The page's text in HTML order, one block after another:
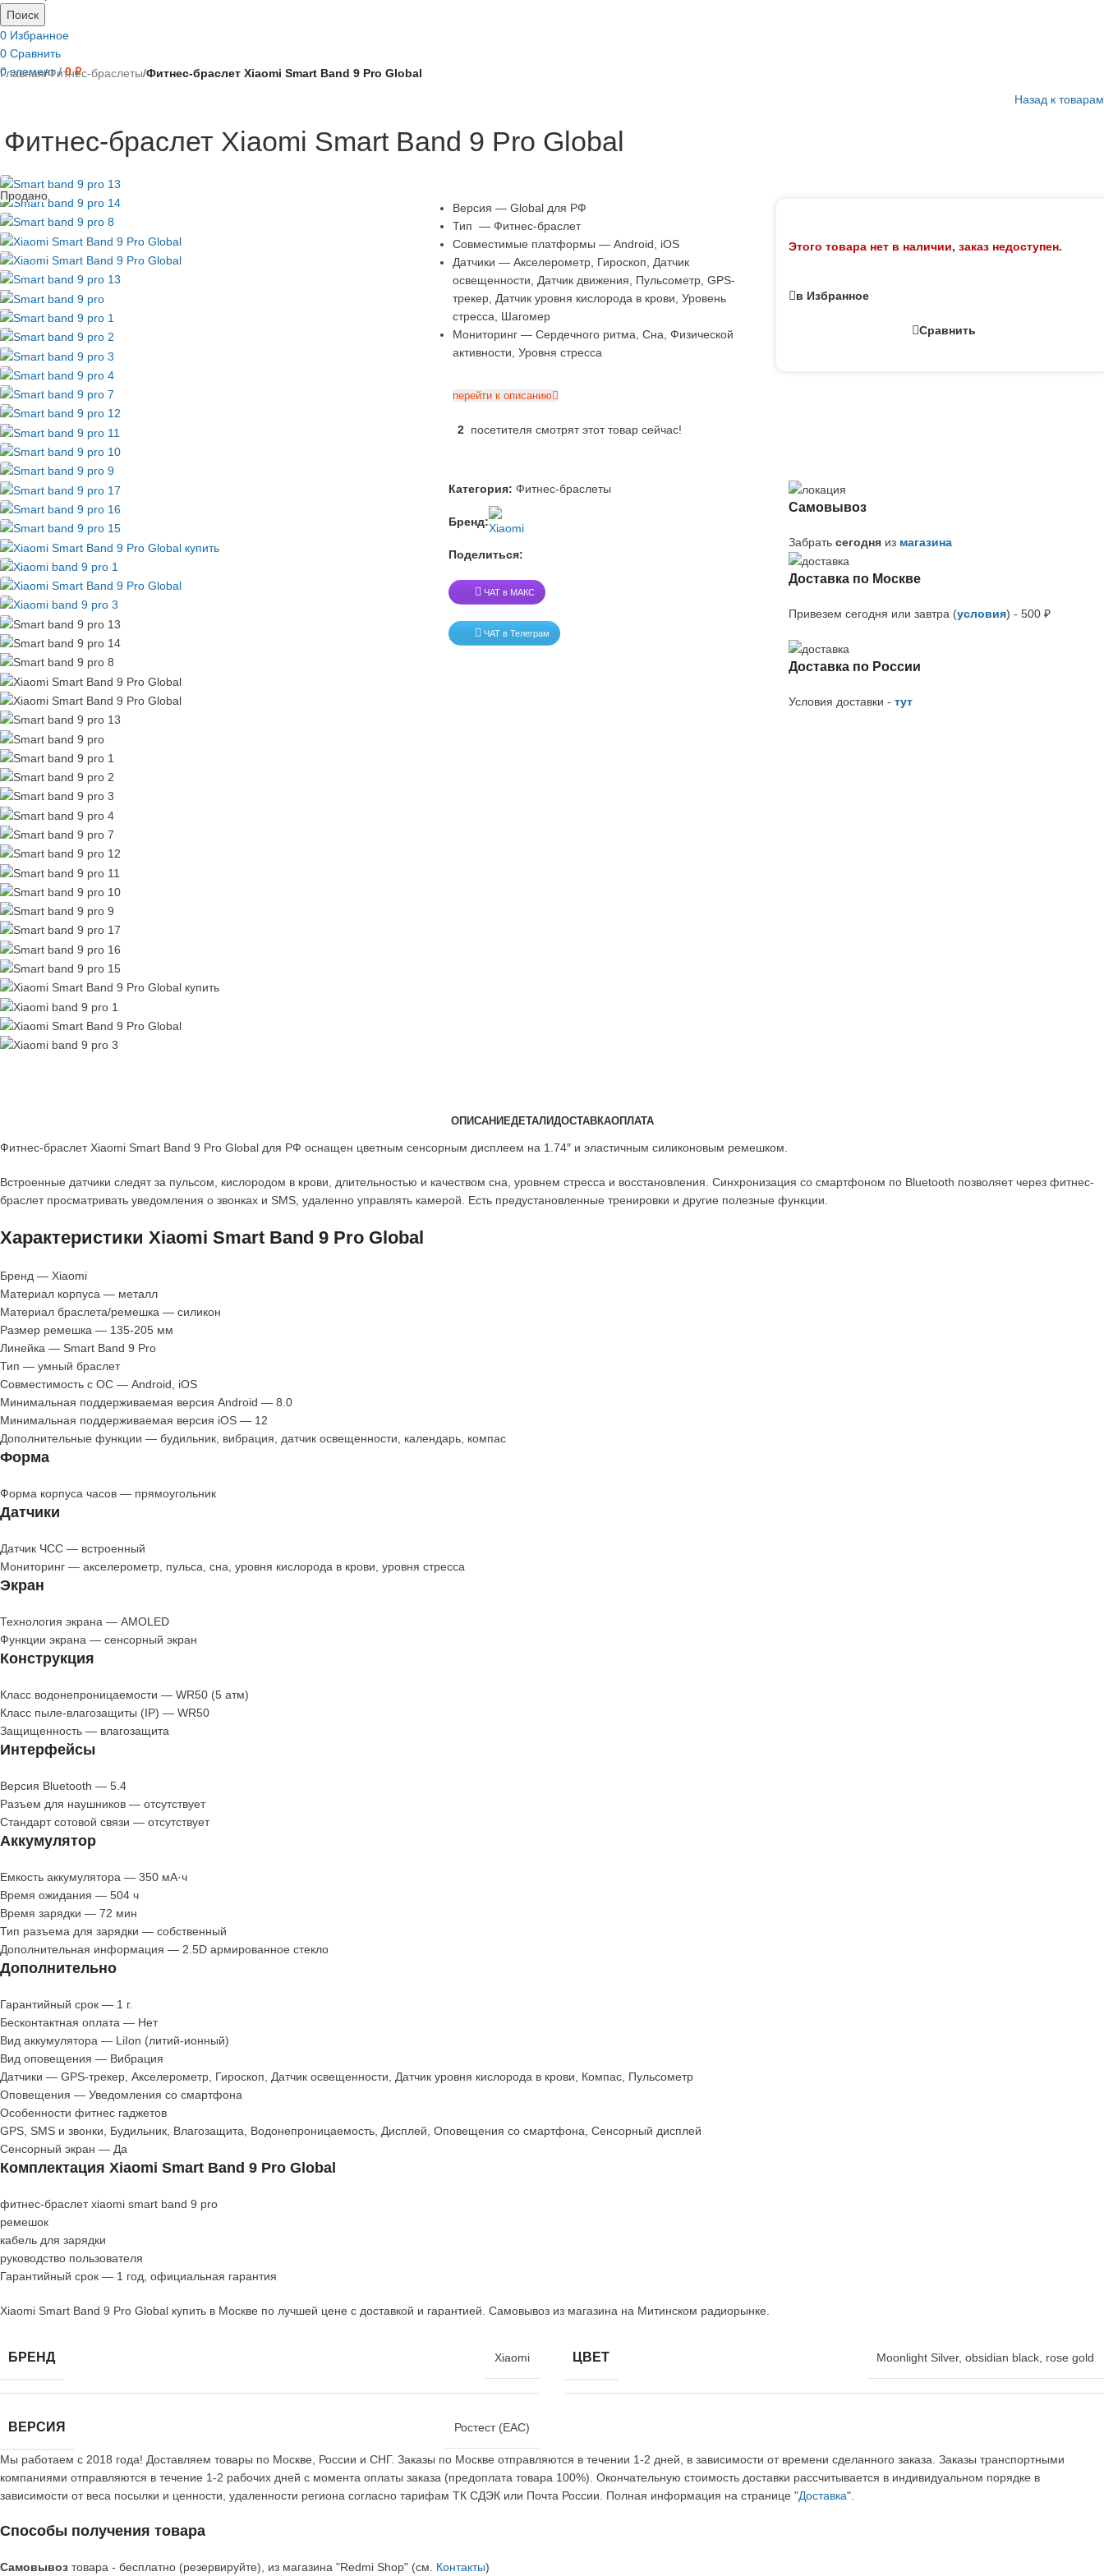
Поиск
0 Избранное
0 Сравнить
0элемент / 0₽
Главная/Фитнес-браслеты/Фитнес-браслет Xiaomi Smart Band 9 Pro Global
Назад к товарам
Фитнес-браслет Xiaomi Smart Band 9 Pro Global
Продано
Версия — Global для РФ
Тип — Фитнес-браслет
Совместимые платформы — Android, iOS
Датчики — Акселерометр, Гироскоп, Датчик
освещенности, Датчик движения, Пульсометр, GPS-
трекер, Датчик уровня кислорода в крови, Уровень
стресса, Шагомер
Мониторинг — Сердечного ритма, Сна, Физической
активности, Уровня стресса
перейти к описанию
2 посетителя смотрят этот товар сейчас!
Этого товара нет в наличии, заказ недоступен.
в Избранное
Сравнить
Категория: Фитнес-браслеты
Бренд:
Поделиться:
ЧАТ в МАКС
ЧАТ в Телеграм
Самовывоз
Забрать сегодняиз магазина
Доставка по Москве
Привезем сегодня или завтра (условия) - 500 ₽
Доставка по России
Условия доставки - тут
ОПИСАНИЕДЕТАЛИДОСТАВКАОПЛАТА
Фитнес-браслет Xiaomi Smart Band 9 Pro Global для РФ оснащен цветным сенсорным дисплеем на 1.74″ и эластичным силиконовым ремешком.
Встроенные датчики следят за пульсом, кислородом в крови, длительностью и качеством сна, уровнем стресса и восстановления. Синхронизация со смартфоном по Bluetooth позволяет через фитнес-
браслет просматривать уведомления о звонках и SMS, удаленно управлять камерой. Есть предустановленные тренировки и другие полезные функции.
Характеристики Xiaomi Smart Band 9 Pro Global
Бренд — Xiaomi
Материал корпуса — металл
Материал браслета/ремешка — силикон
Размер ремешка — 135-205 мм
Линейка — Smart Band 9 Pro
Тип — умный браслет
Совместимость с ОС — Android, iOS
Минимальная поддерживаемая версия Android — 8.0
Минимальная поддерживаемая версия iOS — 12
Дополнительные функции — будильник, вибрация, датчик освещенности, календарь, компас
Форма
Форма корпуса часов — прямоугольник
Датчики
Датчик ЧСС — встроенный
Мониторинг — акселерометр, пульса, сна, уровня кислорода в крови, уровня стресса
Экран
Технология экрана — AMOLED
Функции экрана — сенсорный экран
Конструкция
Класс водонепроницаемости — WR50 (5 атм)
Класс пыле-влагозащиты (IP) — WR50
Защищенность — влагозащита
Интерфейсы
Версия Bluetooth — 5.4
Разъем для наушников — отсутствует
Стандарт сотовой связи — отсутствует
Аккумулятор
Емкость аккумулятора — 350 мА·ч
Время ожидания — 504 ч
Время зарядки — 72 мин
Тип разъема для зарядки — собственный
Дополнительная информация — 2.5D армированное стекло
Дополнительно
Гарантийный срок — 1 г.
Бесконтактная оплата — Нет
Вид аккумулятора — LiIon (литий-ионный)
Вид оповещения — Вибрация
Датчики — GPS-трекер, Акселерометр, Гироскоп, Датчик освещенности, Датчик уровня кислорода в крови, Компас, Пульсометр
Оповещения — Уведомления со смартфона
Особенности фитнес гаджетов
GPS, SMS и звонки, Будильник, Влагозащита, Водонепроницаемость, Дисплей, Оповещения со смартфона, Сенсорный дисплей
Сенсорный экран — Да
Комплектация Xiaomi Smart Band 9 Pro Global
фитнес-браслет xiaomi smart band 9 pro
ремешок
кабель для зарядки
руководство пользователя
Гарантийный срок — 1 год, официальная гарантия
Xiaomi Smart Band 9 Pro Global купить в Москве по лучшей цене с доставкой и гарантией. Самовывоз из магазина на Митинском радиорынке.
БРЕНД Xiaomi ЦВЕТ Moonlight Silver, obsidian black, rose gold
ВЕРСИЯ Ростест (EAC)
Мы работаем с 2018 года! Доставляем товары по Москве, России и СНГ. Заказы по Москве отправляются в течении 1-2 дней, в зависимости от времени сделанного заказа. Заказы транспортными
компаниями отправляются в течение 1-2 рабочих дней с момента оплаты заказа (предоплата товара 100%). Окончательную стоимость доставки рассчитывается в индивидуальном порядке в
зависимости от веса посылки и ценности, удаленности региона согласно тарифам ТК СДЭК или Почта России. Полная информация на странице "Доставка".
Способы получения товара
Самовывоз товара - бесплатно (резервируйте), из магазина "Redmi Shop" (см. Контакты)